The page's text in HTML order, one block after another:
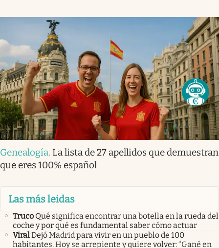
Genealogía. La lista de 27 apellidos que demuestran
que eres 100% español
Las más leidas
Truco Qué significa encontrar una botella en la rueda del
coche y por qué es fundamental saber cómo actuar
ViralDejó Madrid para vivir en un pueblo de 100
habitantes. Hoy se arrepiente y quiere volver: “Gané en